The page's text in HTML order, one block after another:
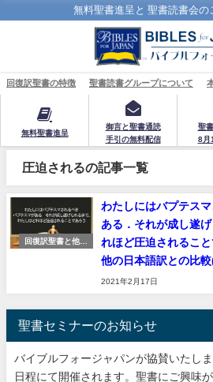
無料聖書進呈と 聖書読書会の
回復訳聖書の特徴 聖書読書グループについて
無料聖書進呈
御言と聖書通読
手引の無料配信
聖
8月
圧迫されるの記事一覧
回復訳聖書と他の
わたしにはバプテス
ある．それが成し遂
れほど圧迫されるこ
他の日本語訳との比
2021年2月17日
聖書セミナーのお知らせ
バイブルフォージャパンが協賛いたし
日程にて開催されます。聖書にご興味